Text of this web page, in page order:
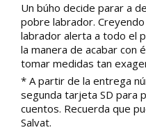
Un búho decide parar a
pobre labrador.
labrador alerta a todo el
la manera de acabar con
tomar medidas tan
* A partir de la entrega
segunda tarjeta SD para
cuentos. Recuerda que
Salvat.